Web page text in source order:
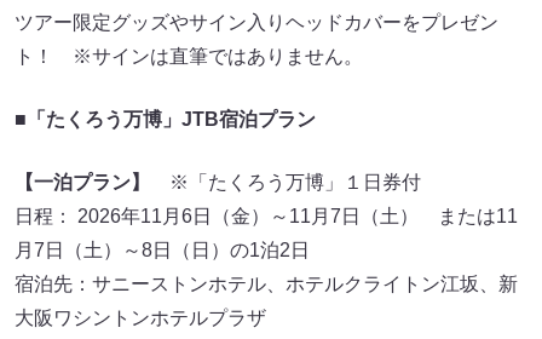
ツアー限定グッズやサイン入りヘッドカバーをプレゼン
ト！ ※サインは直筆ではありません。
■「たくろう万博」JTB宿泊プラン
【一泊プラン】
※「たくろう万博」１日券付
日程： 2026年11月6日（金）～11月7日（土） または11
月7日（土）～8日（日）の1泊2日
宿泊先：サニーストンホテル、ホテルクライトン江坂、新
大阪ワシントンホテルプラザ